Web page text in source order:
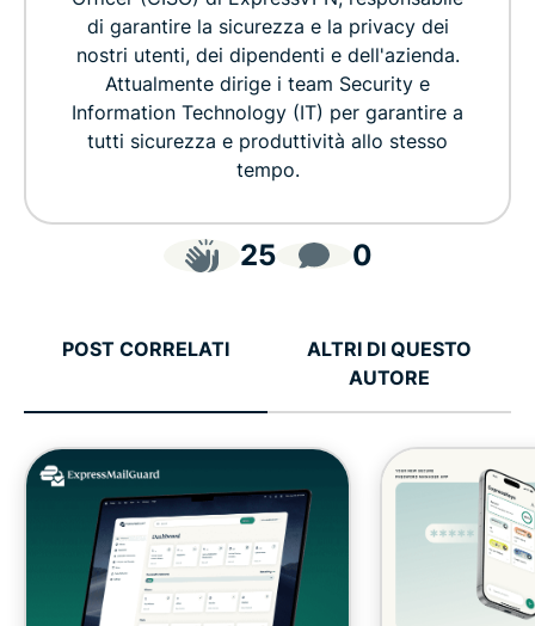
di garantire la sicurezza e la privacy dei
nostri utenti, dei dipendenti e dell'azienda.
Attualmente dirige i team Security e
Information Technology (IT) per garantire a
tutti sicurezza e produttività allo stesso
tempo.
25 0
POST CORRELATI
ALTRI DI QUESTO
AUTORE